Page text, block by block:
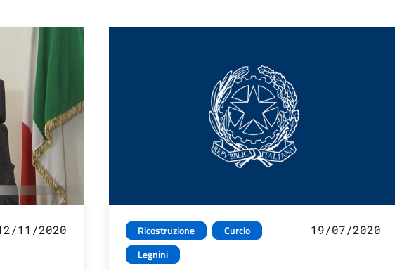
11/2020 Ricostruzione
Curcio
Legnini
19/07/2020